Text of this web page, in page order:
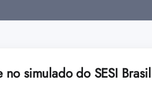
no simulado do SESI Brasil